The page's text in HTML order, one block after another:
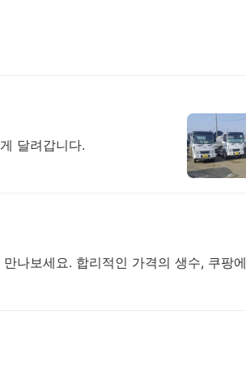
달려갑니다.
나보세요. 합리적인 가격의 생수, 쿠팡에